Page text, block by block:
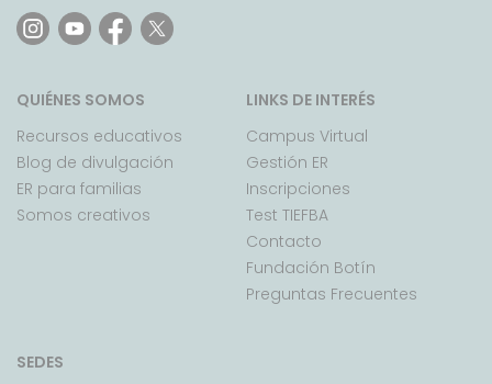
QUIÉNES SOMOS
Recursos educativos
Blog de divulgación
ER para familias
Somos creativos
LINKS DE INTERÉS
Campus Virtual
Gestión ER
Inscripciones
Test TIEFBA
Contacto
Fundación Botín
Preguntas Frecuentes
SEDES